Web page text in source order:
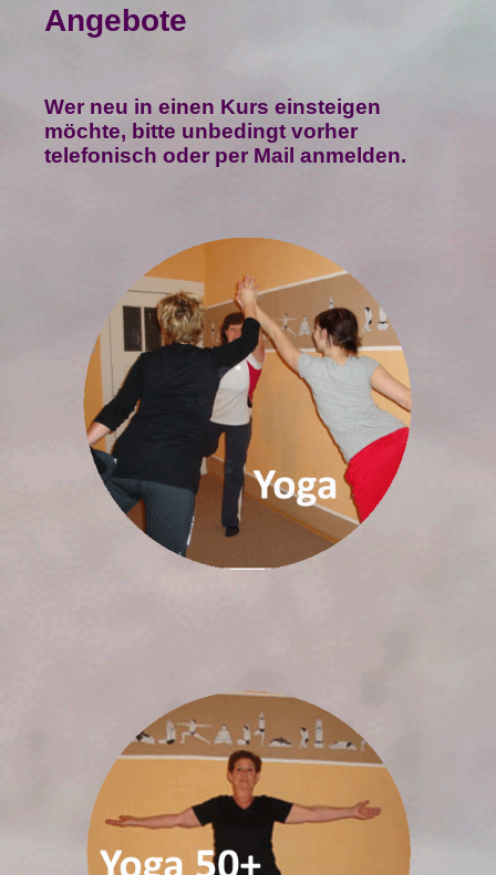
Angebote
Wer neu in einen Kurs einsteigen
möchte, bitte unbedingt vorher
telefonisch oder per Mail anmelden.